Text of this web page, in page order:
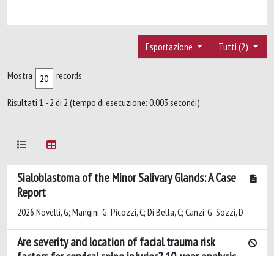
Tutti (2)
Esportazione
Mostra records
Risultati 1 - 2 di 2 (tempo di esecuzione: 0.003 secondi).
Sialoblastoma of the Minor Salivary Glands: A Case
Report
2026 Novelli, G; Mangini, G; Picozzi, C; Di Bella, C; Canzi, G; Sozzi, D
Are severity and location of facial trauma risk